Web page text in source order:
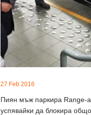
27 Feb 2016
Пиян мъж паркира Range-а
успявайки да блокира